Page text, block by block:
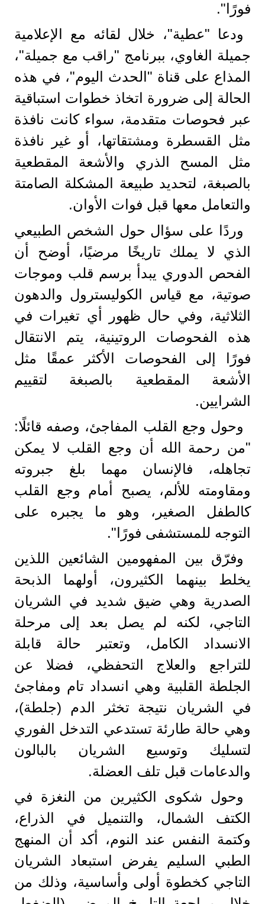
فورًا".
ودعا "عطية"، خلال لقائه مع الإعلامية
جميلة الغاوي، ببرنامج "راقب مع جميلة"،
المذاع على قناة "الحدث اليوم"، في هذه
الحالة إلى ضرورة اتخاذ خطوات استباقية
عبر فحوصات متقدمة، سواء كانت نافذة
مثل القسطرة ومشتقاتها، أو غير نافذة
مثل المسح الذري والأشعة المقطعية
بالصبغة، لتحديد طبيعة المشكلة الصامتة
والتعامل معها قبل فوات الأوان.
وردًا على سؤال حول الشخص الطبيعي
الذي لا يملك تاريخًا مرضيًا، أوضح أن
الفحص الدوري يبدأ برسم قلب وموجات
صوتية، مع قياس الكوليسترول والدهون
الثلاثية، وفي حال ظهور أي تغيرات في
هذه الفحوصات الروتينية، يتم الانتقال
فورًا إلى الفحوصات الأكثر عمقًا مثل
الأشعة المقطعية بالصبغة لتقييم
الشرايين.
وحول وجع القلب المفاجئ، وصفه قائلًا:
"من رحمة الله أن وجع القلب لا يمكن
تجاهله، فالإنسان مهما بلغ جبروته
ومقاومته للألم، يصبح أمام وجع القلب
كالطفل الصغير، وهو ما يجبره على
التوجه للمستشفى فورًا".
وفرّق بين المفهومين الشائعين اللذين
يخلط بينهما الكثيرون، أولهما الذبحة
الصدرية وهي ضيق شديد في الشريان
التاجي، لكنه لم يصل بعد إلى مرحلة
الانسداد الكامل، وتعتبر حالة قابلة
للتراجع والعلاج التحفظي، فضلا عن
الجلطة القلبية وهي انسداد تام ومفاجئ
في الشريان نتيجة تخثر الدم (جلطة)،
وهي حالة طارئة تستدعي التدخل الفوري
لتسليك وتوسيع الشريان بالبالون
والدعامات قبل تلف العضلة.
وحول شكوى الكثيرين من النغزة في
الكتف الشمال، والتنميل في الذراع،
وكتمة النفس عند النوم، أكد أن المنهج
الطبي السليم يفرض استبعاد الشريان
التاجي كخطوة أولى وأساسية، وذلك من